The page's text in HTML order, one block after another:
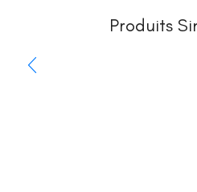
Produits